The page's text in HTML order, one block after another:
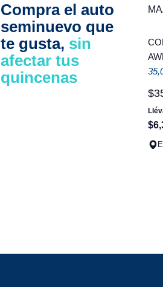
Compra el auto
seminuevo que
te gusta, sin
afectar tus
quincenas
$
$6,